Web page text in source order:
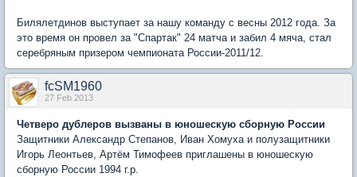
Билялетдинов выступает за нашу команду с весны 2012 года. За
это время он провел за "Спартак" 24 матча и забил 4 мяча, стал
серебряным призером чемпионата России-2011/12.
fcSM1960
27 Feb 2013
Четверо дублеров вызваны в юношескую сборную России
Защитники Александр Степанов, Иван Хомуха и полузащитники
Игорь Леонтьев, Артём Тимофеев приглашены в юношескую
сборную России 1994 г.р.